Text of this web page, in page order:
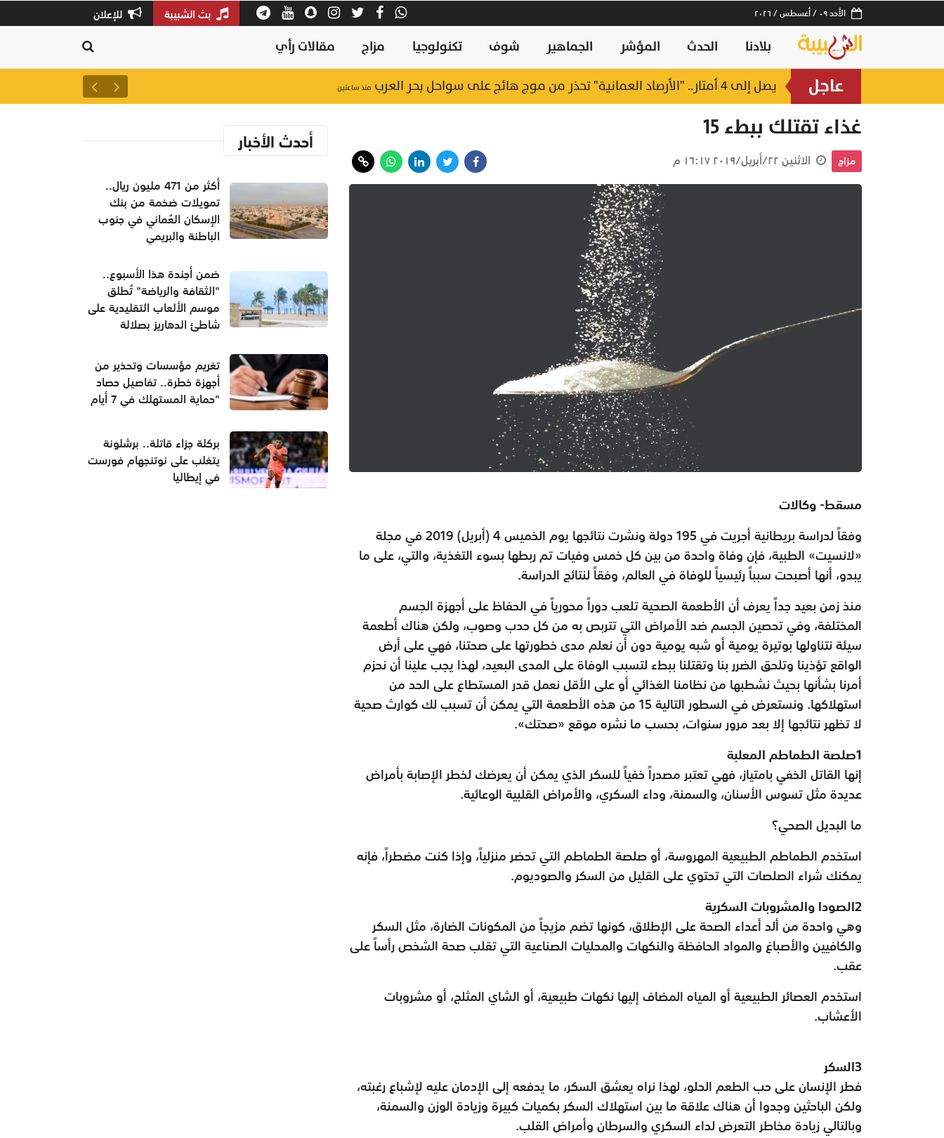
الأحد ٠٩ / أغسطس / ٢٠٢٦ بث الشبيبة للإعلان
بلادنا الحدث المؤشر الجماهير شوف تكنولوجيا مزاج مقالات رأي
عاجل يصل إلى 4 أمتار.. "الأرصاد العمانية" تحذر من موج هائج على سواحل بحر العرب منذ ساعتين أكثر من 471 مليون ريال.. تمويلات ضخمة من بنك الإسكان العُماني في جنوب الباطنة والبريمي بمشاركة 100 باحث وباحثة.. انطلاق فعاليات "منتدى المهارات البحثية" الخامس بالسلطنة
غذاء تقتلك ببطء 15
مزاج الاثنين ٢٢/أبريل/٢٠١٩ ١٦:١٧ م
مسقط- وكالات
وفقاً لدراسة بريطانية أجريت في 195 دولة ونشرت نتائجها يوم الخميس 4 (أبريل) 2019 في مجلة
«لانسيت» الطبية، فإن وفاة واحدة من بين كل خمس وفيات تم ربطها بسوء التغذية، والتي، على ما
يبدو، أنها أصبحت سبباً رئيسياً للوفاة في العالم، وفقاً لنتائج الدراسة.
منذ زمن بعيد جداً يعرف أن الأطعمة الصحية تلعب دوراً محورياً في الحفاظ على أجهزة الجسم
المختلفة، وفي تحصين الجسم ضد الأمراض التي تتربص به من كل حدب وصوب، ولكن هناك أطعمة
سيئة نتناولها بوتيرة يومية أو شبه يومية دون أن نعلم مدى خطورتها على صحتنا، فهي على أرض
الواقع تؤذينا وتلحق الضرر بنا وتقتلنا ببطء لتسبب الوفاة على المدى البعيد، لهذا يجب علينا أن نحزم
أمرنا بشأنها بحيث نشطبها من نظامنا الغذائي أو على الأقل نعمل قدر المستطاع على الحد من
استهلاكها. ونستعرض في السطور التالية 15 من هذه الأطعمة التي يمكن أن تسبب لك كوارث صحية
لا تظهر نتائجها إلا بعد مرور سنوات، بحسب ما نشره موقع «صحتك».
1صلصة الطماطم المعلبة
إنها القاتل الخفي بامتياز، فهي تعتبر مصدراً خفياً للسكر الذي يمكن أن يعرضك لخطر الإصابة بأمراض
عديدة مثل تسوس الأسنان، والسمنة، وداء السكري، والأمراض القلبية الوعائية.
ما البديل الصحي؟
استخدم الطماطم الطبيعية المهروسة، أو صلصة الطماطم التي تحضر منزلياً، وإذا كنت مضطراً، فإنه
يمكنك شراء الصلصات التي تحتوي على القليل من السكر والصوديوم.
2الصودا والمشروبات السكرية
وهي واحدة من ألد أعداء الصحة على الإطلاق، كونها تضم مزيجاً من المكونات الضارة، مثل السكر
والكافيين والأصباغ والمواد الحافظة والنكهات والمحليات الصناعية التي تقلب صحة الشخص رأساً على
عقب.
استخدم العصائر الطبيعية أو المياه المضاف إليها نكهات طبيعية، أو الشاي المثلج، أو مشروبات
الأعشاب.
3السكر
فطر الإنسان على حب الطعم الحلو، لهذا نراه يعشق السكر، ما يدفعه إلى الإدمان عليه لإشباع رغبته،
ولكن الباحثين وجدوا أن هناك علاقة ما بين استهلاك السكر بكميات كبيرة وزيادة الوزن والسمنة،
وبالتالي زيادة مخاطر التعرض لداء السكري والسرطان وأمراض القلب.
أحدث الأخبار
أكثر من 471 مليون ريال..
تمويلات ضخمة من بنك
الإسكان العُماني في جنوب
الباطنة والبريمي
ضمن أجندة هذا الأسبوع..
"الثقافة والرياضة" تُطلق
موسم الألعاب التقليدية على
شاطئ الدهاريز بصلالة
تغريم مؤسسات وتحذير من
أجهزة خطرة.. تفاصيل حصاد
"حماية المستهلك في 7 أيام
بركلة جزاء قاتلة.. برشلونة
يتغلب على نوتنجهام فورست
في إيطاليا